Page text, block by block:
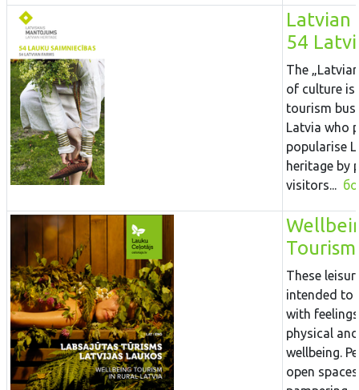
Latvian
54
The
of culture
tourism
Latvia who
popularise
heritage by
visitors...
These
intended to
with
physical
wellbeing.
open